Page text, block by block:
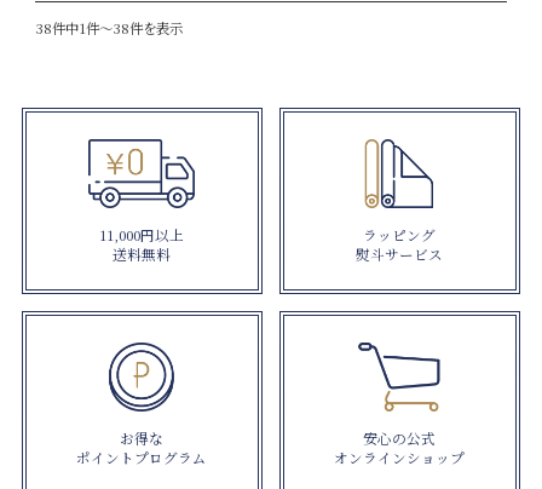
38件中1件～38件を表示
11,000円以上
送料無料
ラッピング
熨斗サービス
お得な
ポイントプログラム
安心の公式
オンラインショップ